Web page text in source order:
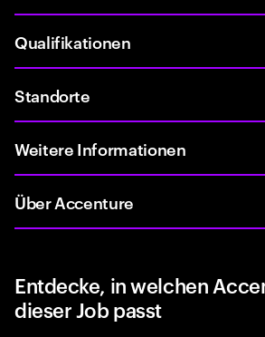
Qualifikationen
Standorte
Weitere Informationen
Über Accenture
Entdecke, in welchen
dieser Job passt